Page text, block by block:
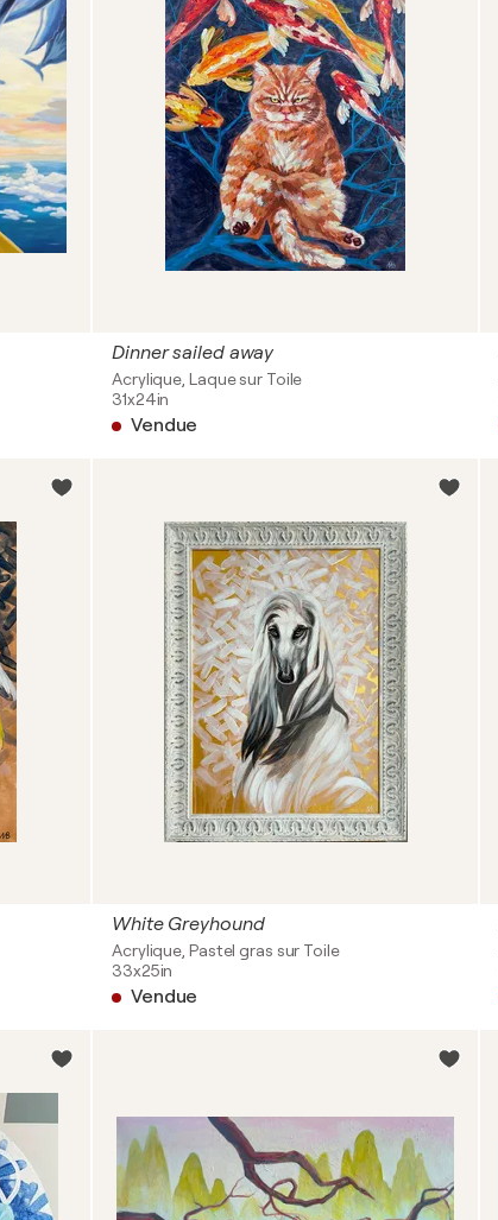
Dinner sailed away
Acrylique, Laque sur Toile
31x24in
Vendue
White Greyhound
Acrylique, Pastel gras sur Toile
33x25in
Vendue